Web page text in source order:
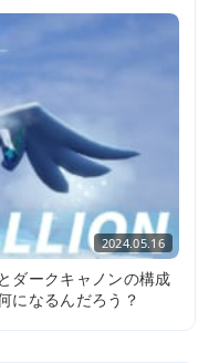
2024.05.16
ダークキャノンの構成
になるんだろう？